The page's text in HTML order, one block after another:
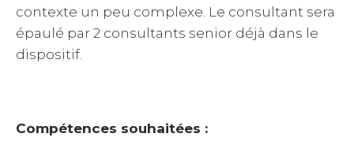
contexte un peu complexe. Le consultant sera
épaulé par 2 consultants senior déjà dans le
dispositif.
Compétences souhaitées :